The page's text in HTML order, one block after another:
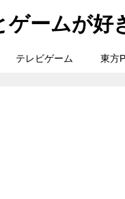
ゲームが好
テレビゲーム 東方